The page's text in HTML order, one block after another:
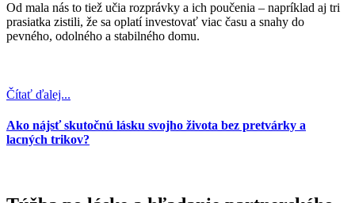
Od mala nás to tiež učia rozprávky a ich poučenia – napríklad aj tri
prasiatka zistili, že sa oplatí investovať viac času a snahy do
pevného, odolného a stabilného domu.
Čítať ďalej...
Ako nájsť skutočnú lásku svojho života bez pretvárky a
lacných trikov?